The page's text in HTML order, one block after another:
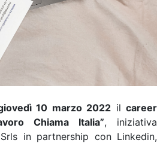
10 marzo 2022 il career
Chiama Italia”, iniziativa
in partnership con Linkedin,